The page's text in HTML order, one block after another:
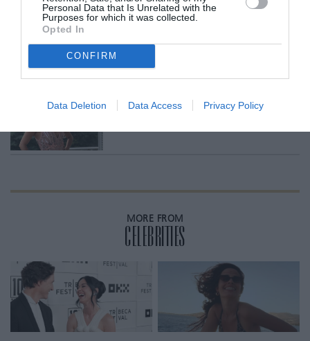
Personal Data that Is Unrelated with the
Purposes for which it was collected.
Opted In
CONFIRM
Data Deletion Data Access Privacy Policy
ADVERTISEMENT - CONTINUE READING BELOW
RELATED STORY
H Eva Longoria κάνει διακοπές στην
MORE FROM
CELEBRITIES